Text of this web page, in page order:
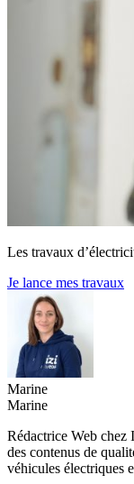
Les travaux
Je lance mes travaux
Marine
Marine
Rédactrice Web chez
des contenus de
véhicules électriques